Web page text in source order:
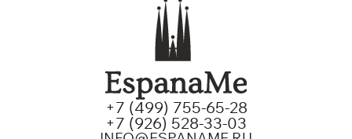
+7 (499) 755-65-28
+7 (926) 528-33-03